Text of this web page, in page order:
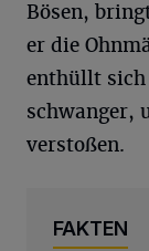
Bösen,
er die
enthüllt sich
schwanger,
verstoßen.
FAKTEN